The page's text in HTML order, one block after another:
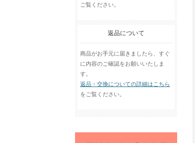
ご覧ください。
返品について
商品がお手元に届きましたら、すぐ
に内容のご確認をお願いいたしま
す。
返品・交換についての詳細はこちら
をご覧ください。